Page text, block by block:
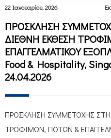
22 Ιανουαρίου, 2026
ΠΡΟΣΚΛΗΣΗ
ΔΙΕΘΝΗ ΕΚΘΕΣΗ
ΕΠΑΓΓΕΛΜΑΤΙΚΟΥ
Food & Hospitality,
24.04.2026
ΠΡΟΣΚΛΗΣΗ ΣΥΜΜΕΤΟΧΗΣ ΣΤΗ
ΤΡΟΦΙΜΩΝ, ΠΟΤΩΝ &